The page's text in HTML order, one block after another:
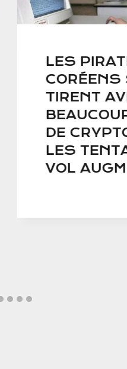
LES
CORÉENS
TIRENT
DE
LES
VOL